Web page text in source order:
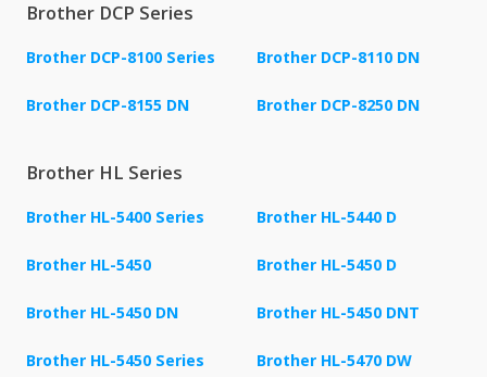
Brother DCP Series
Brother DCP-8100 Series Brother DCP-8110 DN
Brother DCP-8155 DN Brother DCP-8250 DN
Brother HL Series
Brother HL-5400 Series Brother HL-5440 D
Brother HL-5450 Brother HL-5450 D
Brother HL-5450 DN Brother HL-5450 DNT
Brother HL-5450 Series Brother HL-5470 DW